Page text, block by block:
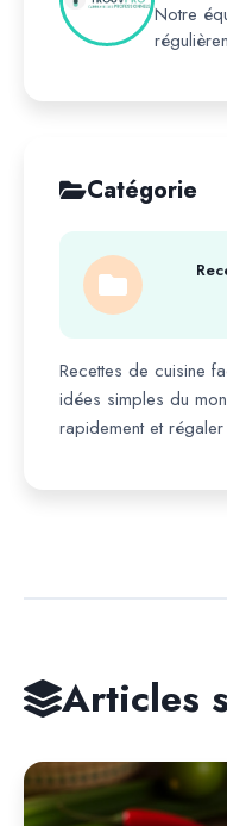
Notre
Catégorie
Recettes de cuisine
idées simples du
rapidement et
Articles